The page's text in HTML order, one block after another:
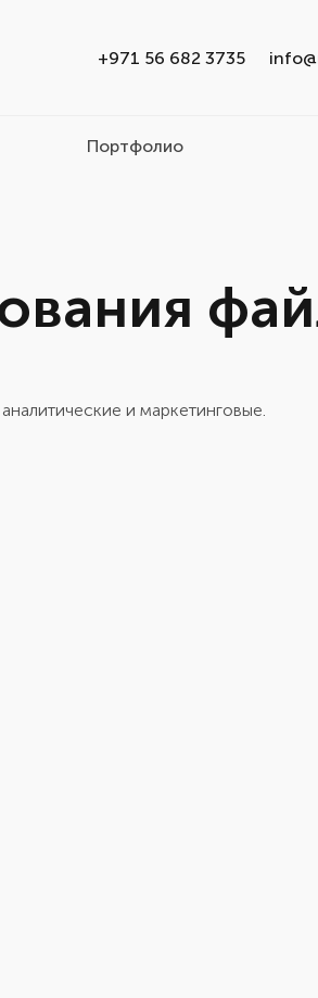
+971 56 682 3735
Портфолио
и маркетинговые.